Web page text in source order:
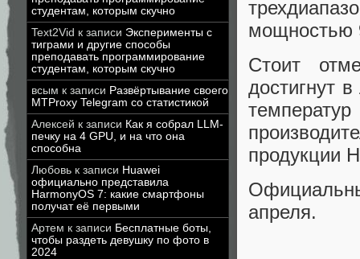
студентам, которым скучно
Text2Vid к записи Эксперименты с
тиграми и другие способы
преподавать программирование
студентам, которым скучно
всым к записи Развёртывание своего
MTProxy Telegram со статистикой
Алексей к записи Как я собрал LLM-
печку на 4 GPU, и на что она
способна
Любовь к записи Huawei
официально представила
HarmonyOS 7: какие смартфоны
получат её первыми
Артем к записи Бесплатные боты,
чтобы раздеть девушку по фото в
2024
мощностью
Стоит
достигнут
продукции
апреля.